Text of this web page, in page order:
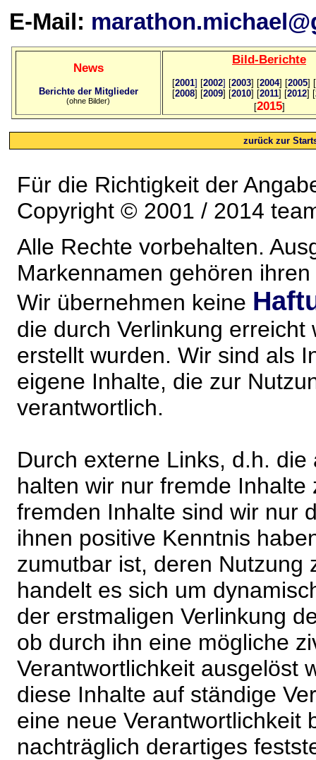
E-Mail:
News
Berichte der Mitglieder
(ohne Bilder)
Bild-Berichte
[2001] [2002] [2003] [2004] [2005] [
[2008] [2009] [2010] [2011] [2012] [
[2015]
zurück zur
Für die Richtigkeit der
Copyright © 2001 / 2014
Alle Rechte vorbehalten.
Markennamen gehören
Wir übernehmen keine
die durch Verlinkung
erstellt wurden. Wir sind als
eigene Inhalte, die zur
verantwortlich.
Durch externe Links, d.h.
halten wir nur fremde
fremden Inhalte sind wir nur
ihnen positive Kenntnis
zumutbar ist, deren Nutzung
handelt es sich um
der erstmaligen Verlinkung
ob durch ihn eine mögliche
Verantwortlichkeit ausgelöst
diese Inhalte auf ständige
eine neue Verantwortlichkeit
nachträglich derartiges